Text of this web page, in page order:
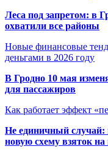
Леса под запретом: в
охватили все районы
Новые финансовые
деньгами в 2026 году
В Гродно 10 мая
для пассажиров
Как работает эффект
Не единичный случай:
новую схему взяток